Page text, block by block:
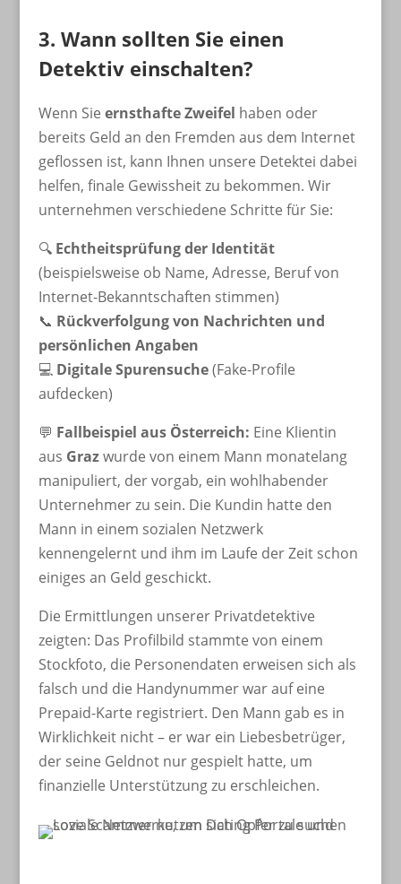
3. Wann sollten Sie einen
Detektiv einschalten?
Wenn Sie ernsthafte Zweifel haben oder
bereits Geld an den Fremden aus dem Internet
geflossen ist, kann Ihnen unsere Detektei dabei
helfen, finale Gewissheit zu bekommen. Wir
unternehmen verschiedene Schritte für Sie:
🔍 Echtheitsprüfung der Identität
(beispielsweise ob Name, Adresse, Beruf von
Internet-Bekanntschaften stimmen)
📞 Rückverfolgung von Nachrichten und
persönlichen Angaben
💻 Digitale Spurensuche(Fake-Profile
aufdecken)
💬 Fallbeispiel aus Österreich: Eine Klientin
aus Grazwurde von einem Mann monatelang
manipuliert, der vorgab, ein wohlhabender
Unternehmer zu sein. Die Kundin hatte den
Mann in einem sozialen Netzwerk
kennengelernt und ihm im Laufe der Zeit schon
einiges an Geld geschickt.
Die Ermittlungen unserer Privatdetektive
zeigten: Das Profilbild stammte von einem
Stockfoto, die Personendaten erweisen sich als
falsch und die Handynummer war auf eine
Prepaid-Karte registriert. Den Mann gab es in
Wirklichkeit nicht – er war ein Liebesbetrüger,
der seine Geldnot nur gespielt hatte, um
finanzielle Unterstützung zu erschleichen.